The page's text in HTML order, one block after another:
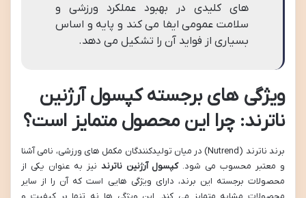
های کلیدی در بهبود عملکرد ورزشی و
سلامت عمومی ایفا می کند و پایه و اساس
بسیاری از فواید آن را تشکیل می دهد.
ویژگی های برجسته کپسول آرژنین
ناترند: چرا این محصول متمایز است؟
برند ناترند (Nutrend) در میان تولیدکنندگان مکمل های ورزشی، نامی آشنا
و معتبر محسوب می شود.کپسول آرژنین ناترند نیز به عنوان یکی از
محصولات برجسته این برند، دارای ویژگی هایی است که آن را از سایر